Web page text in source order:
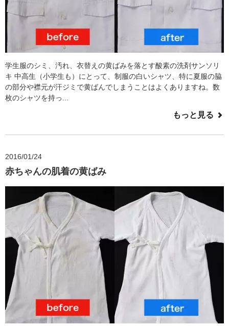
学生服のシミ、汚れ、衣替えの黄ばみを落とす酸素の洗剤サンソリ
キ 中高生（小学生も）にとって、制服の白いシャツ、特に夏服の脇
の部分や襟元が汗ジミで黄ばんでしまうことはよくありますね。数
枚のシャツを持っ...
もっと見る
2016/01/24
赤ちゃんの肌着の黄ばみ